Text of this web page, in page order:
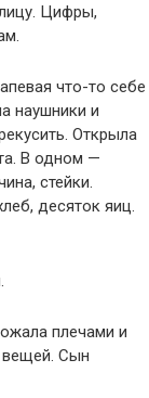
Цифры,
что-то себе
наушники и
Открыла
В одном —
стейки.
десяток яиц.
плечами и
вещей. Сын